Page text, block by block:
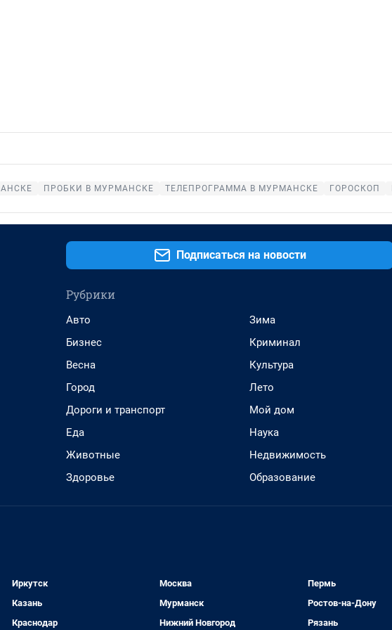
ПРОБКИ В МУРМАНСКЕ ТЕЛЕПРОГРАММА В МУРМАНСКЕ ГОРОСКОП
Подписаться на новости
Рубрики
Авто
Бизнес
Весна
Город
Дороги и транспорт
Еда
Животные
Здоровье
Зима
Криминал
Культура
Лето
Мой дом
Наука
Недвижимость
Образование
Иркутск
Казань
Краснодар
Москва
Мурманск
Нижний Новгород
Пермь
Ростов-на-Дону
Рязань